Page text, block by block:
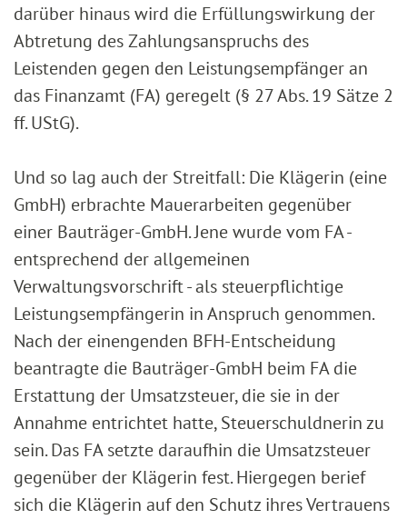
darüber hinaus wird die Erfüllungswirkung der
Abtretung des Zahlungsanspruchs des
Leistenden gegen den Leistungsempfänger an
das Finanzamt (FA) geregelt (§ 27 Abs. 19 Sätze 2
ff. UStG).
Und so lag auch der Streitfall: Die Klägerin (eine
GmbH) erbrachte Mauerarbeiten gegenüber
einer Bauträger-GmbH. Jene wurde vom FA -
entsprechend der allgemeinen
Verwaltungsvorschrift - als steuerpflichtige
Leistungsempfängerin in Anspruch genommen.
Nach der einengenden BFH-Entscheidung
beantragte die Bauträger-GmbH beim FA die
Erstattung der Umsatzsteuer, die sie in der
Annahme entrichtet hatte, Steuerschuldnerin zu
sein. Das FA setzte daraufhin die Umsatzsteuer
gegenüber der Klägerin fest. Hiergegen berief
sich die Klägerin auf den Schutz ihres Vertrauens